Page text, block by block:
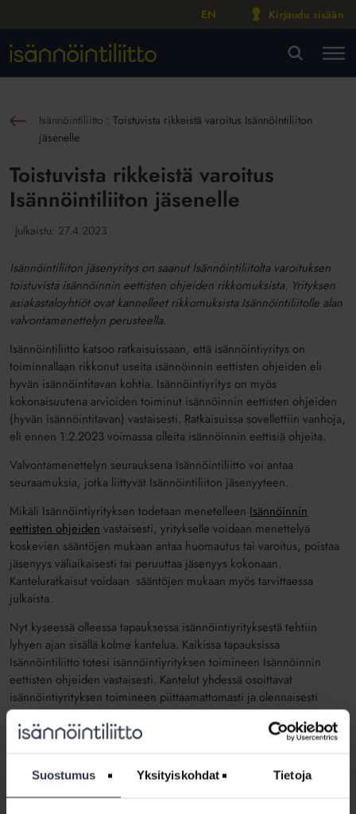
Suostumus Yksityiskohdat Tietoja
EN Kirjaudu sisään
Isännöintiliitto :Toistuvista rikkeistä varoitus Isännöintiliiton
jäsenelle
Toistuvista rikkeistä varoitus
Isännöintiliiton jäsenelle
Julkaistu: 27.4.2023
Isännöintiliiton jäsenyritys on saanut Isännöintiliitolta varoituksen
toistuvista isännöinnin eettisten ohjeiden rikkomuksista. Yrityksen
asiakastaloyhtiöt ovat kannelleet rikkomuksista Isännöintiliitolle alan
valvontamenettelyn perusteella.
Isännöintiliitto katsoo ratkaisuissaan, että isännöintiyritys on
toiminnallaan rikkonut useita isännöinnin eettisten ohjeiden eli
hyvän isännöintitavan kohtia. Isännöintiyritys on myös
kokonaisuutena arvioiden toiminut isännöinnin eettisten ohjeiden
(hyvän isännöintitavan) vastaisesti. Ratkaisuissa sovellettiin vanhoja,
eli ennen 1.2.2023 voimassa olleita isännöinnin eettisiä ohjeita.
Valvontamenettelyn seurauksena Isännöintiliitto voi antaa
seuraamuksia, jotka liittyvät Isännöintiliiton jäsenyyteen.
Mikäli Isännöintiyrityksen todetaan menetelleen Isännöinnin
eettisten ohjeiden vastaisesti, yritykselle voidaan menettelyä
koskevien sääntöjen mukaan antaa huomautus tai varoitus, poistaa
jäsenyys väliaikaisesti tai peruuttaa jäsenyys kokonaan.
Kanteluratkaisut voidaan sääntöjen mukaan myös tarvittaessa
julkaista.
Nyt kyseessä olleessa tapauksessa isännöintiyrityksestä tehtiin
lyhyen ajan sisällä kolme kantelua. Kaikissa tapauksissa
Isännöintiliitto totesi isännöintiyrityksen toimineen Isännöinnin
eettisten ohjeiden vastaisesti. Kantelut yhdessä osoittavat
isännöintiyrityksen toimineen piittaamattomasti ja olennaisesti
Isännöinnin eettisten ohjeiden vastaisesti.
Näiden pohjalta Isännöintiliiton hallitus päätti antaa
julkaistaan.